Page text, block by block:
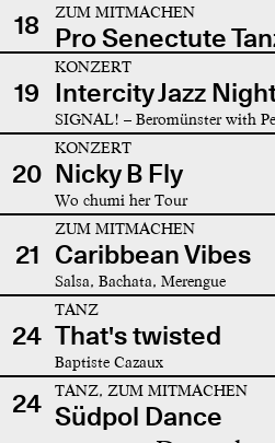
18 ZUM MITMACHEN
Pro Senectute
19
KONZERT
Intercity Jazz
SIGNAL! – Beromünster with
20
KONZERT
Nicky B Fly
Wo chumi her Tour
21
ZUM MITMACHEN
Caribbean Vibes
Salsa, Bachata, Merengue
24
TANZ
That's twisted
Baptiste Cazaux
24 TANZ, ZUM MITMACHEN
Südpol Dance